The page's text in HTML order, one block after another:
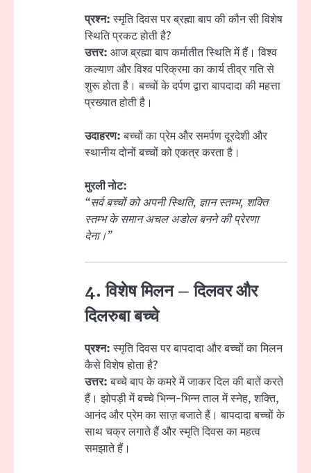
प्रश्न:स्मृति दिवस पर ब्रह्मा बाप की कौन सी विशेष
स्थिति प्रकट होती है?
उत्तर: आज ब्रह्मा बाप कर्मातीत स्थिति में हैं। विश्व
कल्याण और विश्व परिक्रमा का कार्य तीव्र गति से
शुरू होता है। बच्चों के दर्पण द्वारा बापदादा की महत्ता
प्रख्यात होती है।
उदाहरण:बच्चों का प्रेम और समर्पण दूरदेशी और
स्थानीय दोनों बच्चों को एकत्र करता है।
मुरली नोट:
“सर्व बच्चों को अपनी स्थिति, ज्ञान स्तम्भ, शक्ति
स्तम्भ के समान अचल अडोल बनने की प्रेरणा
देना।”
4. विशेष मिलन – दिलवर और
दिलरुबा बच्चे
प्रश्न:स्मृति दिवस पर बापदादा और बच्चों का मिलन
कैसे विशेष होता है?
उत्तर:बच्चे बाप के कमरे में जाकर दिल की बातें करते
हैं। झोपड़ी में बच्चे भिन्न-भिन्न ताल में स्नेह, शक्ति,
आनंद और प्रेम का साज़ बजाते हैं। बापदादा बच्चों के
साथ चक्र लगाते हैं और स्मृति दिवस का महत्व
समझाते हैं।